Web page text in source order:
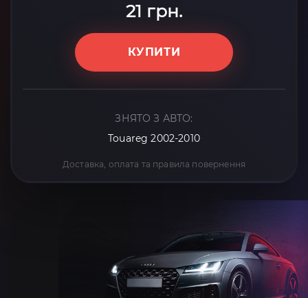
21 грн.
КУПИТИ
ЗНЯТО З АВТО:
Touareg 2002-2010
Доставка, оплата та правила повернення